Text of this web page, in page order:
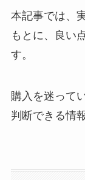
本記事では、
もとに、良い
す。
購入を迷って
判断できる情